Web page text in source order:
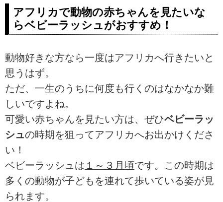
アフリカで動物の赤ちゃんを見たいな
らベビーラッシュがおすすめ！
動物好きな方なら一度はアフリカへ行きたいと
思うはず。
ただ、一生のうちに何度も行くのはなかなか難
しいですよね。
可愛い赤ちゃんを見たい方は、ぜひベビーラッ
シュの時期を狙ってアフリカへお出かけくださ
い！
ベビーラッシュは １～３月頃です。この時期は
多くの動物が子どもを連れて歩いている姿が見
られます。